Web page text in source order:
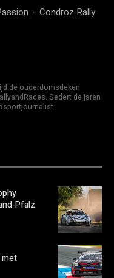
– Condroz Rally
de ouderdomsdeken
Sedert de jaren
Pfalz
met